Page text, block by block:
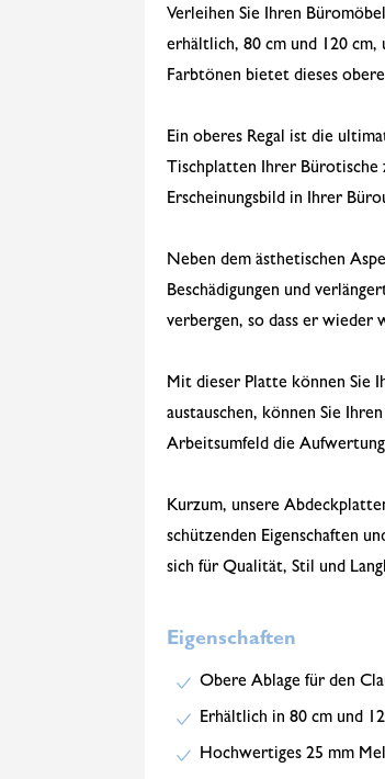
Verleihen Sie Ihren
erhältlich, 80 cm und 120
Farbtönen bietet dieses
Ein oberes Regal ist die
Tischplatten Ihrer Bürotische
Erscheinungsbild in Ihrer
Neben dem ästhetischen
Beschädigungen und
verbergen, so dass er wieder
Mit dieser Platte können Sie
austauschen, können Sie
Arbeitsumfeld die
Kurzum, unsere
schützenden Eigenschaften
sich für Qualität, Stil und
Eigenschaften
Obere Ablage für den
Erhältlich in 80 cm und
Hochwertiges 25 mm